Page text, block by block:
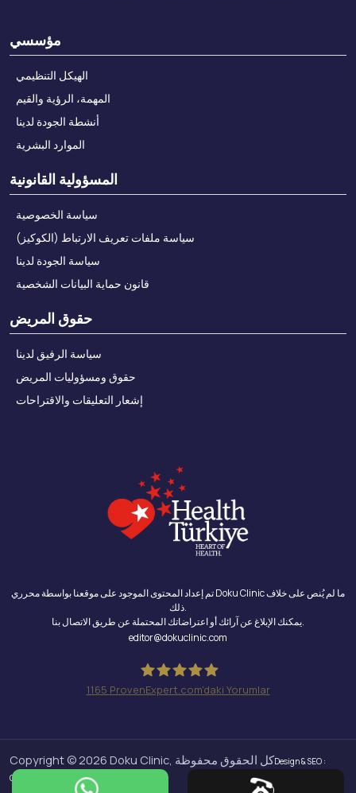
مؤسسي
الهيكل التنظيمي
المهمة، الرؤية والقيم
أنشطة الجودة لدينا
الموارد البشرية
المسؤولية القانونية
سياسة الخصوصية
سياسة ملفات تعريف الارتباط (الكوكيز)
سياسة الجودة لدينا
قانون حماية البيانات الشخصية
حقوق المريض
سياسة الرفيق لدينا
حقوق ومسؤوليات المريض
إشعار التعليقات والاقتراحات
تم إعداد المحتوى الموجود على موقعنا بواسطة محرري Doku Clinic ما لم يُنص على خلاف
ذلك.
يمكنك الإبلاغ عن آرائك أو اعتراضاتك المحتملة عن طريق الاتصال بنا.
editor@dokuclinic.com
1165 ProvenExpert.com'daki Yorumlar
Copyright © 2026 Doku Clinic, كل الحقوق محفوظةDesign & SEO :
Crabs Media